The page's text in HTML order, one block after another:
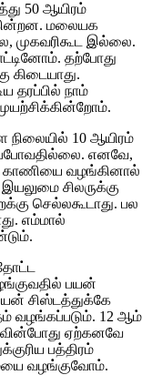
50 ஆயிரம்
மலையக
முகவரிகூட இல்லை.
தற்போது
கிடையாது.
நாம்
நிலையில் 10 ஆயிரம்
எனவே,
காணியை வழங்கினால்
சிலருக்கு
செல்லகூடாது. பல
எம்மால்
பயன்
சிஸ்டத்துக்கே
வழங்கப்படும். 12 ஆம்
ஏற்கனவே
பத்திரம்
வழங்குவோம்.